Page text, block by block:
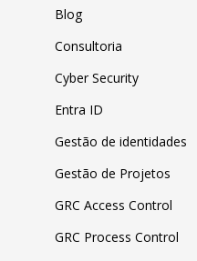
Blog
Consultoria
Cyber Security
Entra ID
Gestão de identidades
Gestão de Projetos
GRC Access Control
GRC Process Control